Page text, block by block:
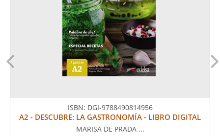
ISBN: DGI-9788490814956
A2 - DESCUBRE: LA GASTRONOMÍA - LIBRO DIGITAL
MARISA DE PRADA ...